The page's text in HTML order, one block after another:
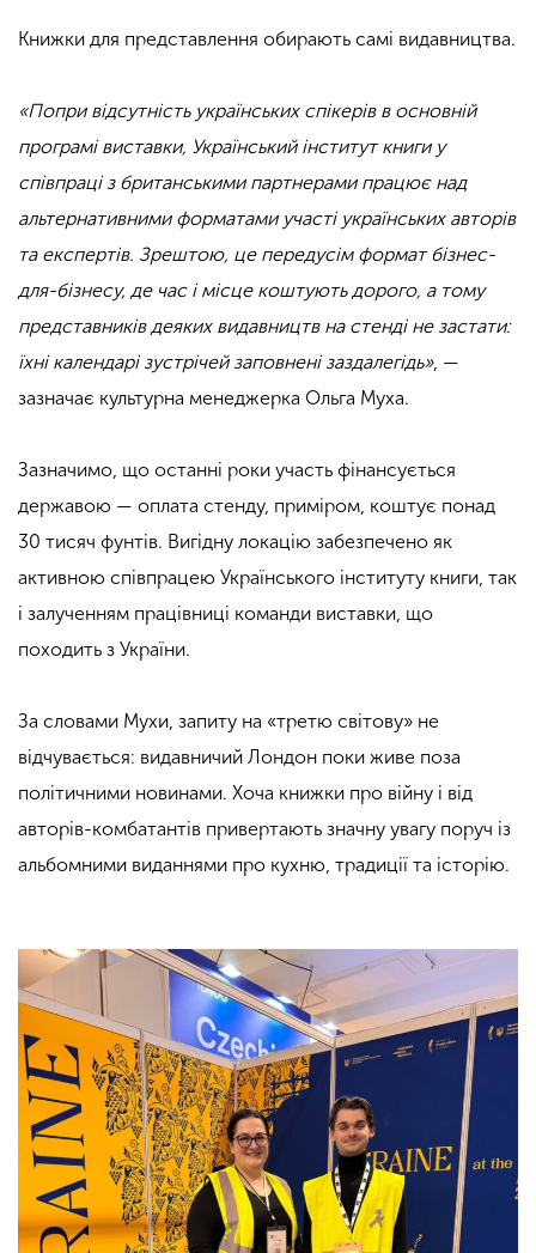
Книжки для представлення обирають самі видавництва.
«Попри відсутність українських спікерів в основній
програмі виставки, Український інститут книги у
співпраці з британськими партнерами працює над
альтернативними форматами участі українських авторів
та експертів. Зрештою, це передусім формат бізнес-
для-бізнесу, де час і місце коштують дорого, а тому
представників деяких видавництв на стенді не застати:
їхні календарі зустрічей заповнені заздалегідь», —
зазначає культурна менеджерка Ольга Муха.
Зазначимо, що останні роки участь фінансується
державою — оплата стенду, приміром, коштує понад
30 тисяч фунтів. Вигідну локацію забезпечено як
активною співпрацею Українського інституту книги, так
і залученням працівниці команди виставки, що
походить з України.
За словами Мухи, запиту на «третю світову» не
відчувається: видавничий Лондон поки живе поза
політичними новинами. Хоча книжки про війну і від
авторів-комбатантів привертають значну увагу поруч із
альбомними виданнями про кухню, традиції та історію.